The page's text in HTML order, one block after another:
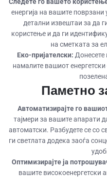
енергија на вашите
детални извештаи за да
користење и да ги
на сметката за
Еко-пријателски:
намалите вашиот
Паметно
Автоматизирајте го
тајмери за вашите апарати
автоматски. Разбудете се со
ги светлата додека заоѓа
Оптимизирајте ја
вашите високоенергетски